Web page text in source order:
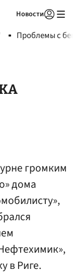
Новости
Проблемы с
громким
дома
в Риге.